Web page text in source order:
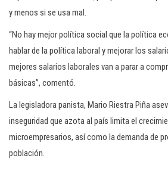
y menos si se usa mal.
“No hay mejor política social que la política
hablar de la política laboral y mejorar los
mejores salarios laborales van a parar a
básicas”, comentó.
La legisladora panista, Mario Riestra Piña
inseguridad que azota al país limita el
microempresarios, así como la demanda de
población.